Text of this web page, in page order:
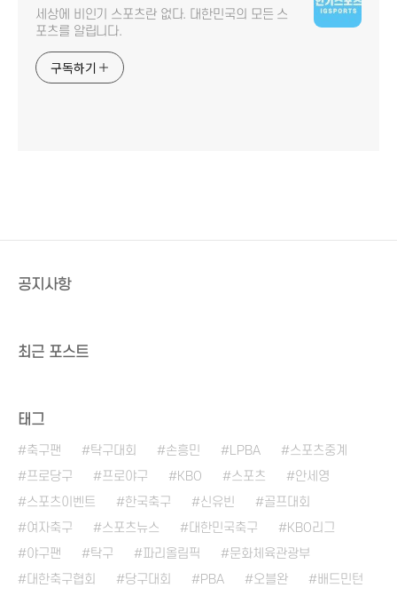
세상에 비인기 스포츠란 없다. 대한민국의 모든 스
포츠를 알립니다.
구독하기
공지사항
최근 포스트
태그
축구팬 탁구대회 손흥민 LPBA
스포츠중계
프로당구
프로야구 KBO 스포츠
안세영
스포츠이벤트
한국축구 신유빈
골프대회
여자축구
스포츠뉴스 대한민국축구
KBO리그
야구팬
탁구 파리올림픽
문화체육관광부
대한축구협회
당구대회 PBA 오블완 배드민턴